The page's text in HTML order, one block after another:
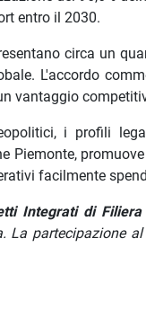
entro il 2030.
circa un
L'accordo
vantaggio
i profili
Piemonte,
facilmente
Integrati di Filiera
La partecipazione